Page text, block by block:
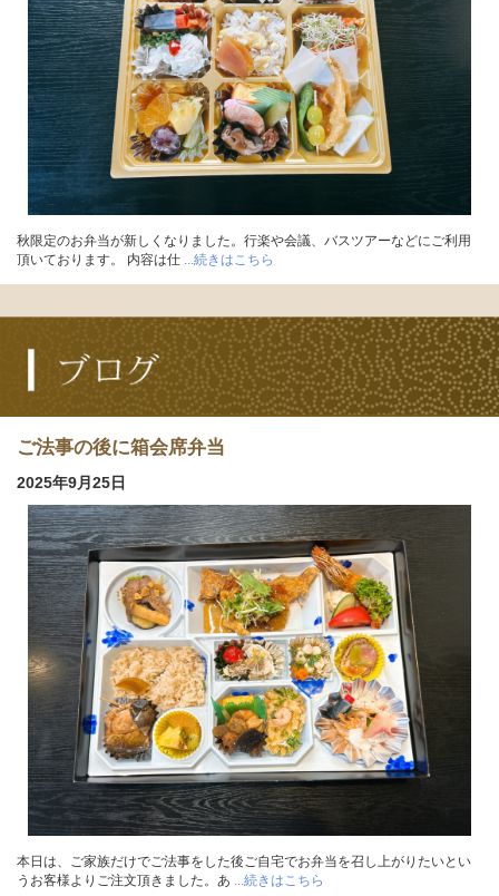
秋限定のお弁当が新しくなりました。行楽や会議、バスツアーなどにご利用
頂いております。 内容は仕
...続きはこちら
ご法事の後に箱会席弁当
2025年9月25日
本日は、ご家族だけでご法事をした後ご自宅でお弁当を召し上がりたいとい
うお客様よりご注文頂きました。あ ...続きはこちら